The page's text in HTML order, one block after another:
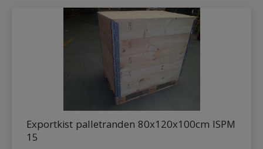
Exportkist palletranden 80x120x100cm ISPM
15